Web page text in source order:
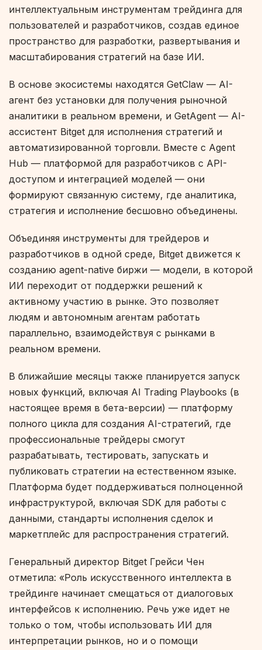
интеллектуальным инструментам трейдинга для
пользователей и разработчиков, создав единое
пространство для разработки, развертывания и
масштабирования стратегий на базе ИИ.
В основе экосистемы находятся GetClaw — AI-
агент без установки для получения рыночной
аналитики в реальном времени, и GetAgent — AI-
ассистент Bitget для исполнения стратегий и
автоматизированной торговли. Вместе с Agent
Hub — платформой для разработчиков с API-
доступом и интеграцией моделей — они
формируют связанную систему, где аналитика,
стратегия и исполнение бесшовно объединены.
Объединяя инструменты для трейдеров и
разработчиков в одной среде, Bitget движется к
созданию agent-native биржи — модели, в которой
ИИ переходит от поддержки решений к
активному участию в рынке. Это позволяет
людям и автономным агентам работать
параллельно, взаимодействуя с рынками в
реальном времени.
В ближайшие месяцы также планируется запуск
новых функций, включая AI Trading Playbooks (в
настоящее время в бета-версии) — платформу
полного цикла для создания AI-стратегий, где
профессиональные трейдеры смогут
разрабатывать, тестировать, запускать и
публиковать стратегии на естественном языке.
Платформа будет поддерживаться полноценной
инфраструктурой, включая SDK для работы с
данными, стандарты исполнения сделок и
маркетплейс для распространения стратегий.
Генеральный директор Bitget Грейси Чен
отметила: «Роль искусственного интеллекта в
трейдинге начинает смещаться от диалоговых
интерфейсов к исполнению. Речь уже идет не
только о том, чтобы использовать ИИ для
интерпретации рынков, но и о помощи